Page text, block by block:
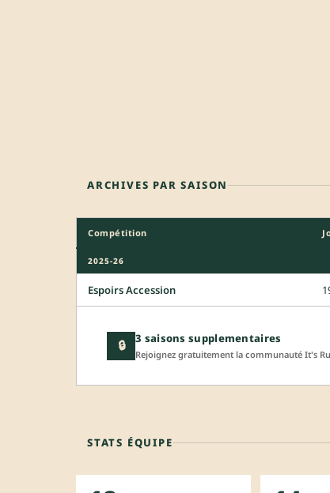
ARCHIVES PAR SAISON
Compétition
2025-26
Espoirs Accession
🔒 3 saisons supplementaires
Rejoignez gratuitement la communauté It's
STATS ÉQUIPE